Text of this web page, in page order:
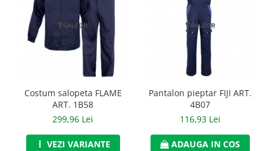
Protectie auditiva
Antifoane
Protectie Respiratorie
Semimasti
Protectie vizuala
Ochelari
Costum salopeta FLAME
ART. 1B58
299,96 Lei
VEZI VARIANTE
Pantalon pieptar FIJI ART.
4B07
116,93 Lei
ADAUGA IN COS